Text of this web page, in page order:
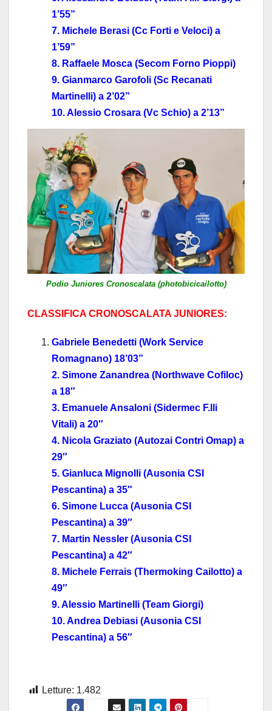
1’55”
7. Michele Berasi (Cc Forti e Veloci) a
1’59”
8. Raffaele Mosca (Secom Forno Pioppi)
9. Gianmarco Garofoli (Sc Recanati
Martinelli) a 2’02”
10. Alessio Crosara (Vc Schio) a 2’13”
Podio Juniores Cronoscalata (photobicicailotto)
CLASSIFICA CRONOSCALATA JUNIORES:
Gabriele Benedetti (Work Service
Romagnano) 18’03”
2. Simone Zanandrea (Northwave Cofiloc)
a 18″
3. Emanuele Ansaloni (Sidermec F.lli
Vitali) a 20″
4. Nicola Graziato (Autozai Contri Omap) a
29″
5. Gianluca Mignolli (Ausonia CSI
Pescantina) a 35″
6. Simone Lucca (Ausonia CSI
Pescantina) a 39″
7. Martin Nessler (Ausonia CSI
Pescantina) a 42″
8. Michele Ferrais (Thermoking Cailotto) a
49″
9. Alessio Martinelli (Team Giorgi)
10. Andrea Debiasi (Ausonia CSI
Pescantina) a 56″
Letture: 1.482